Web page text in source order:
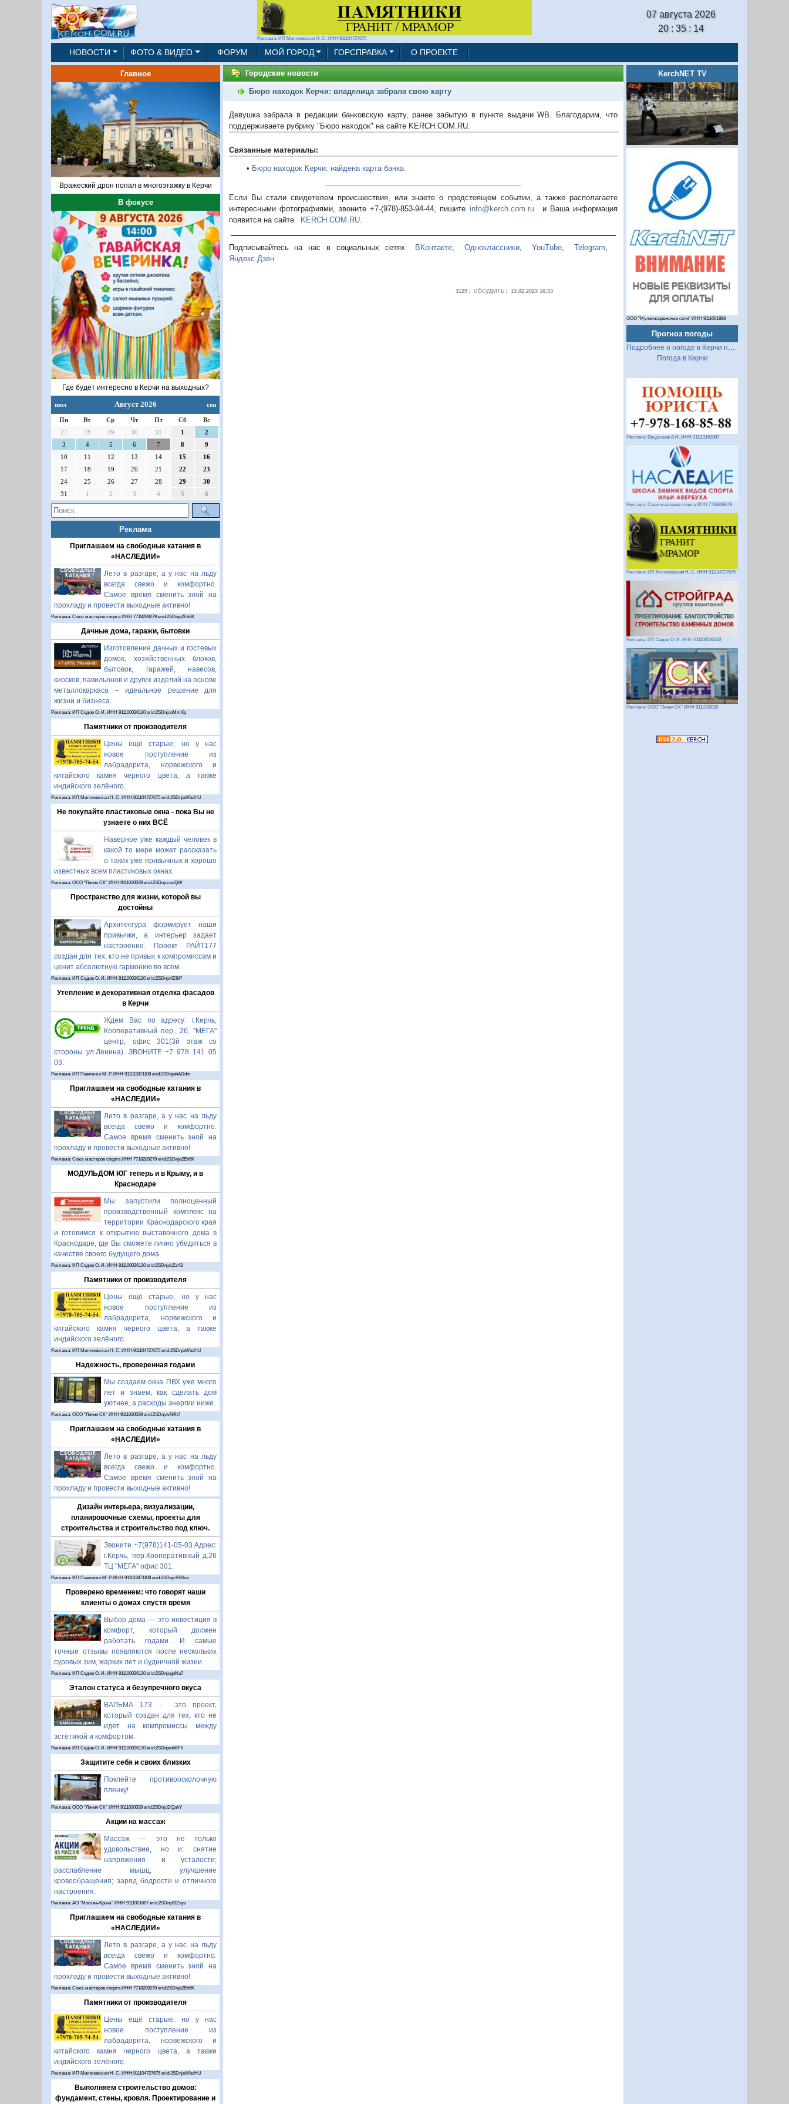
Реклама: ИП Миляновская Н. С. ИНН 911104727675
07 августа 2026
20 : 35 : 14
НОВОСТИ ФОТО & ВИДЕО ФОРУМ МОЙ ГОРОД ГОРСПРАВКА О ПРОЕКТЕ
Главное
Вражеский дрон попал в многоэтажку в Керчи
В фокусе
Где будет интересно в Керчи на выходных?
июл Август 2026 сен
Пн Вт Ср Чт Пт Сб
Вс
27
28 29 30 31 1
2
3
4 5 6 7 8
9
10
11 12 13 14 15
16
17
18 19 20 21 22
23
24
25 26 27 28 29
30
31
1 2 3 4 5 6
Реклама
Приглашаем на свободные катания в
«НАСЛЕДИИ»
Лето в разгаре, а у нас на льду
всегда свежо и комфортно.
Самое время сменить зной на
прохладу и провести выходные активно!
Реклама: Союз мастеров спорта ИНН 7718289279 erid:2SDnje2Eh6K
Дачные дома, гаражи, бытовки
Изготовление дачных и гостевых
домов, хозяйственных блоков,
бытовок, гаражей, навесов,
киосков, павильонов и других изделий на основе
металлокаркаса – идеальное решение для
жизни и бизнеса.
Реклама: ИП Седов О. И. ИНН 911100036130 erid:2SDnjcoMmXq
Памятники от производителя
Цены ещё старые, но у нас
новое поступление из
лабрадорита, норвежского и
китайского камня черного цвета, а также
индийского зелёного.
Реклама: ИП Миляновская Н. С. ИНН:911104727675 erid:2SDnjeWbdHU
Не покупайте пластиковые окна - пока Вы не
узнаете о них ВСЁ
Наверное уже каждый человек в
какой то мере может рассказать
о таких уже привычных и хорошо
известных всем пластиковых окнах.
Реклама: ООО "Линия СК" ИНН 9111030039 erid:2SDnjccooQW
Пространство для жизни, которой вы
достойны
Архитектура формирует наши
привычки, а интерьер задает
настроение. Проект РАЙТ177
создан для тех, кто не привык к компромиссам и
ценит абсолютную гармонию во всем.
Реклама: ИП Седов О. И. ИНН 911100036130 erid:2SDnjd4Z8iP
Утепление и декоративная отделка фасадов
в Керчи
Ждем Вас по адресу: г.Керчь,
Кооперативный пер., 26, "МЕГА"
центр, офис 301(3й этаж со
стороны ул.Ленина). ЗВОНИТЕ +7 978 141 05
03.
Реклама: ИП Павленко М. Р. ИНН 911103871108 erid:2SDnjehADdm
Приглашаем на свободные катания в
«НАСЛЕДИИ»
Лето в разгаре, а у нас на льду
всегда свежо и комфортно.
Самое время сменить зной на
прохладу и провести выходные активно!
Реклама: Союз мастеров спорта ИНН 7718289279 erid:2SDnje2Eh6K
МОДУЛЬДОМ ЮГ теперь и в Крыму, и в
Краснодаре
Мы запустили полноценный
производственный комплекс на
территории Краснодарского края
и готовимся к открытию выставочного дома в
Краснодаре, где Вы сможете лично убедиться в
качестве своего будущего дома.
Реклама: ИП Седов О. И. ИНН 911100036130 erid:2SDnjeLEz43
Памятники от производителя
Цены ещё старые, но у нас
новое поступление из
лабрадорита, норвежского и
китайского камня черного цвета, а также
индийского зелёного.
Реклама: ИП Миляновская Н. С. ИНН:911104727675 erid:2SDnjeWbdHU
Надежность, проверенная годами
Мы создаем окна ПВХ уже много
лет и знаем, как сделать дом
уютнее, а расходы энергии ниже.
Реклама: ООО "Линия СК" ИНН 9111030039 erid:2SDnjdvNRt7
Приглашаем на свободные катания в
«НАСЛЕДИИ»
Лето в разгаре, а у нас на льду
всегда свежо и комфортно.
Самое время сменить зной на
прохладу и провести выходные активно!
Дизайн интерьера, визуализации,
планировочные схемы, проекты для
строительства и строительство под ключ.
Звоните +7(978)141-05-03 Адрес:
г.Керчь, пер.Кооперативный д.26
ТЦ "МЕГА" офис 301.
Реклама: ИП Павленко М. Р. ИНН 911103871108 erid:2SDnjcRB4xz
Проверено временем: что говорят наши
клиенты о домах спустя время
Выбор дома — это инвестиция в
комфорт, который должен
работать годами. И самые
точные отзывы появляются после нескольких
суровых зим, жарких лет и будничной жизни.
Реклама: ИП Седов О. И. ИНН 911100036130 erid:2SDnjegnNa7
Эталон статуса и безупречного вкуса
ВАЛЬМА 173 - это проект,
который создан для тех, кто не
идет на компромиссы между
эстетикой и комфортом.
Реклама: ИП Седов О. И. ИНН 911100036130 erid:2SDnjenhKFh
Защитите себя и своих близких
Поклейте противоосколочную
пленку!
Реклама: ООО "Линия СК" ИНН 9111030039 erid:2SDnjcDQahY
Акции на массаж
Массаж — это не только
удовольствие, но и: снятие
напряжения и усталости;
расслабление мышц; улучшение
кровообращения; заряд бодрости и отличного
настроения.
Реклама: АО "Москва-Крым" ИНН 9111001687 erid:2SDnjdBZsyu
Приглашаем на свободные катания в
«НАСЛЕДИИ»
Лето в разгаре, а у нас на льду
всегда свежо и комфортно.
Самое время сменить зной на
прохладу и провести выходные активно!
Реклама: Союз мастеров спорта ИНН 7718289279 erid:2SDnje2Eh6K
Памятники от производителя
Цены ещё старые, но у нас
новое поступление из
лабрадорита, норвежского и
китайского камня черного цвета, а также
индийского зелёного.
Реклама: ИП Миляновская Н. С. ИНН:911104727675 erid:2SDnjeWbdHU
Выполняем строительство домов:
фундамент, стены, кровля. Проектирование и
Городские новости
Бюро находок Керчи: владелица забрала свою карту
Девушка забрала в редакции банковскую карту, ранее забытую в пункте выдачи WB. Благодарим, что
поддерживаете рубрику "Бюро находок" на сайте KERCH.COM.RU.
Связанные материалы:
• Бюро находок Керчи: найдена карта банка
Если Вы стали свидетелем происшествия, или знаете о предстоящем событии, а также располагаете
интересными фотографиями, звоните +7-(978)-853-94-44, пишите info@kerch.com.ru и Ваша информация
появится на сайте KERCH.COM.RU.
Подписывайтесь на нас в социальных сетях ВКонтакте Одноклассники ,YouTube ,Telegram
Яндекс.Дзен
3129| обсудить| 13.02.2023 16:33
KerchNET TV
ООО "Мультисервисные сети" ИНН 9111001888
Прогноз погоды
Подробнее о погоде в Керчи на 2 недели
Погода в Керчи
Реклама: Вандышев А.Н. ИНН 911113162887
Реклама: Союз мастеров спорта ИНН 7718289279
Реклама: ИП Миляновская Н. С. ИНН 911104727675
Реклама: ИП Седов О. И. ИНН 911100036130
Реклама: ООО "Линия СК" ИНН 9111030039